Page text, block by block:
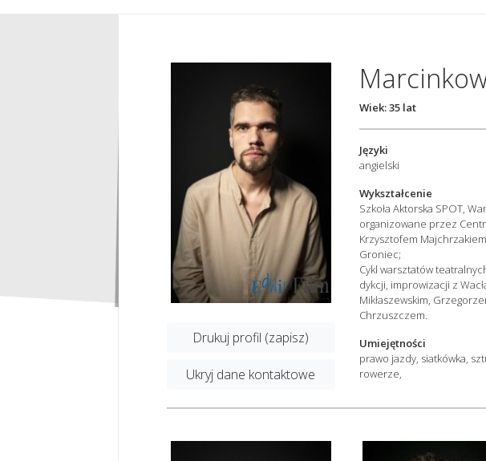
Drukuj profil (zapisz)
Ukryj dane kontaktowe
Wiek: 35 lat
Języki
angielski
Wykształcenie
Szkoła Aktorska SPOT,
organizowane przez
Krzysztofem
Groniec;
Cykl warsztatów
dykcji, improwizacji z
Mikłaszewskim,
Chrzuszczem.
Umiejętności
prawo jazdy, siatkówka,
rowerze,